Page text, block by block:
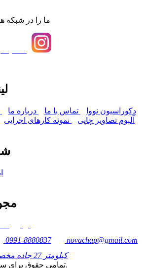
ما را در شبکه
دکوراسیون نووا تماس با ما درباره ما
آلبوم تصاویر چاپی
نمونه کارهای اجرایی
0991-8880837
novachap@gmail.com
کیلومتر 27 جاده مخصوص تهران – کرج
تمامی حقوق برای سایت نووا محفوظ است.